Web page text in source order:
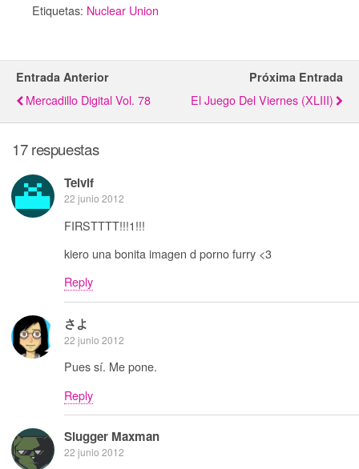
Etiquetas: Nuclear Union
Entrada Anterior
Mercadillo Digital Vol. 78
Próxima Entrada
El Juego Del Viernes (XLIII)
17 respuestas
Telvif
22 junio 2012
FIRSTTTT!!!1!!!
kiero una bonita imagen d porno furry <3
Reply
さよ
22 junio 2012
Pues sí. Me pone.
Reply
Slugger Maxman
22 junio 2012